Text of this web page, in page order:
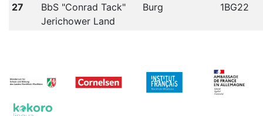
27
BbS "Conrad Tack"
Jerichower Land
Burg 1BG22